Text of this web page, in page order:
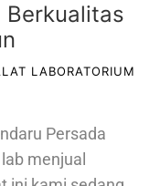
LABORATORIUM
Persada
menjual